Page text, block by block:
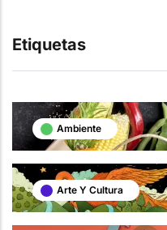
Etiquetas
Ambiente
Arte Y Cultura